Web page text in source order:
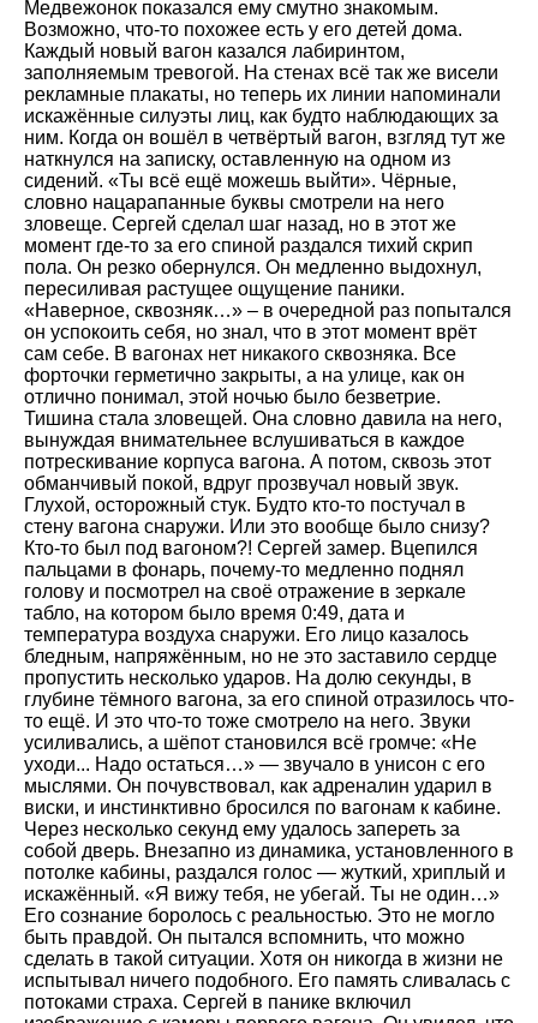
Медвежонок показался ему смутно знакомым.
Возможно, что-то похожее есть у его детей дома.
Каждый новый вагон казался лабиринтом,
заполняемым тревогой. На стенах всё так же висели
рекламные плакаты, но теперь их линии напоминали
искажённые силуэты лиц, как будто наблюдающих за
ним. Когда он вошёл в четвёртый вагон, взгляд тут же
наткнулся на записку, оставленную на одном из
сидений. «Ты всё ещё можешь выйти». Чёрные,
словно нацарапанные буквы смотрели на него
зловеще. Сергей сделал шаг назад, но в этот же
момент где-то за его спиной раздался тихий скрип
пола. Он резко обернулся. Он медленно выдохнул,
пересиливая растущее ощущение паники.
«Наверное, сквозняк…» – в очередной раз попытался
он успокоить себя, но знал, что в этот момент врёт
сам себе. В вагонах нет никакого сквозняка. Все
форточки герметично закрыты, а на улице, как он
отлично понимал, этой ночью было безветрие.
Тишина стала зловещей. Она словно давила на него,
вынуждая внимательнее вслушиваться в каждое
потрескивание корпуса вагона. А потом, сквозь этот
обманчивый покой, вдруг прозвучал новый звук.
Глухой, осторожный стук. Будто кто-то постучал в
стену вагона снаружи. Или это вообще было снизу?
Кто-то был под вагоном?! Сергей замер. Вцепился
пальцами в фонарь, почему-то медленно поднял
голову и посмотрел на своё отражение в зеркале
табло, на котором было время 0:49, дата и
температура воздуха снаружи. Его лицо казалось
бледным, напряжённым, но не это заставило сердце
пропустить несколько ударов. На долю секунды, в
глубине тёмного вагона, за его спиной отразилось что-
то ещё. И это что-то тоже смотрело на него. Звуки
усиливались, а шёпот становился всё громче: «Не
уходи... Надо остаться…» — звучало в унисон с его
мыслями. Он почувствовал, как адреналин ударил в
виски, и инстинктивно бросился по вагонам к кабине.
Через несколько секунд ему удалось запереть за
собой дверь. Внезапно из динамика, установленного в
потолке кабины, раздался голос — жуткий, хриплый и
искажённый. «Я вижу тебя, не убегай. Ты не один…»
Его сознание боролось с реальностью. Это не могло
быть правдой. Он пытался вспомнить, что можно
сделать в такой ситуации. Хотя он никогда в жизни не
испытывал ничего подобного. Его память сливалась с
потоками страха. Сергей в панике включил